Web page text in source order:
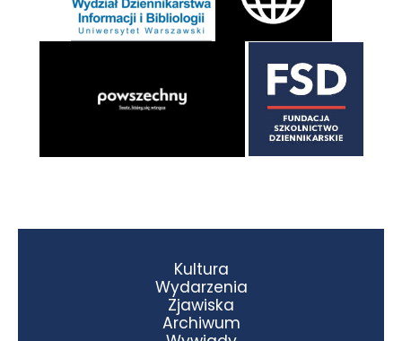
Kultura
Wydarzenia
Zjawiska
Archiwum